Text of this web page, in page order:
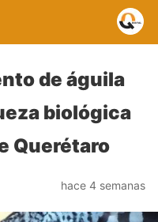
de águila
biológica
Querétaro
hace 4 semanas